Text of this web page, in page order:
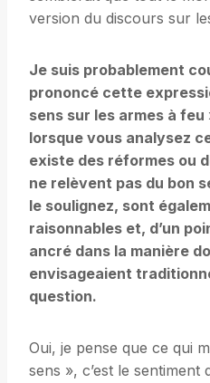
version du discours sur
Je suis probablement
prononcé cette
sens sur les armes à feu
lorsque vous analysez
existe des réformes ou
ne relèvent pas du bon
le soulignez, sont
raisonnables et, d’un
ancré dans la manière
envisageaient
question.
Oui, je pense que ce qui
sens », c’est le